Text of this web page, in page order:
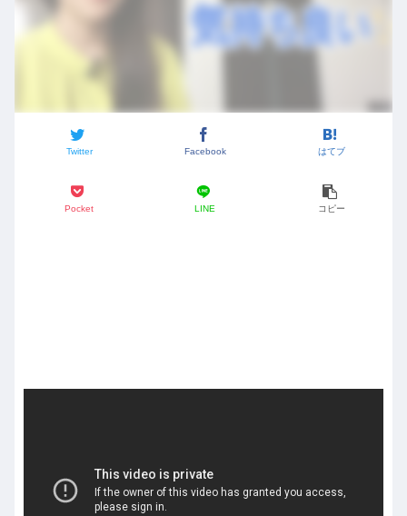
Twitter Facebook はてブ
Pocket LINE コピー